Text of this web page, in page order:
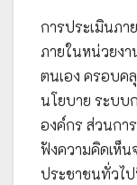
การประเมินภา
ภายในหน่วยง
ตนเอง ครอบค
นโยบาย ระบบ
องค์กร ส่วนกา
ฟังความคิดเห็น
ประชาชนทั่วไ